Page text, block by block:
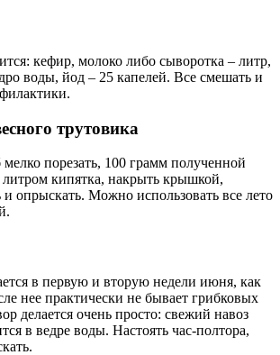
кефир, молоко либо сыворотка – литр,
воды, йод – 25 капелей. Все смешать и
трутовика
порезать, 100 грамм полученной
литром кипятка, накрыть крышкой,
и опрыскать. Можно использовать все лето
в первую и вторую недели июня, как
нее практически не бывает грибковых
делается очень просто: свежий навоз
в ведре воды. Настоять час-полтора,